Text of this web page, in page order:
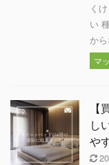
く
い
か
マ
し
や